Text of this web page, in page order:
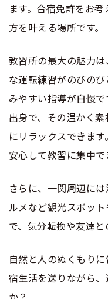
ます。合宿免許をお
方を叶える場所です。
教習所の最大の魅力
な運転練習がのびの
みやすい指導が自慢
出身で、その温かく
にリラックスできます
安心して教習に集中で
さらに、一関周辺に
ルメなど観光スポッ
で、気分転換や友達と
自然と人のぬくもり
宿生活を送りながら